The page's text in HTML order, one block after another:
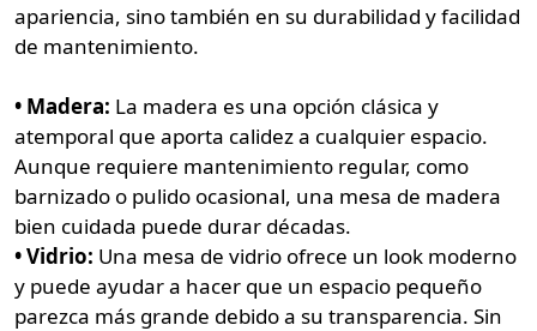
apariencia, sino también en su durabilidad y facilidad
de mantenimiento.
• Madera: La madera es una opción clásica y
atemporal que aporta calidez a cualquier espacio.
Aunque requiere mantenimiento regular, como
barnizado o pulido ocasional, una mesa de madera
bien cuidada puede durar décadas.
• Vidrio: Una mesa de vidrio ofrece un look moderno
y puede ayudar a hacer que un espacio pequeño
parezca más grande debido a su transparencia. Sin